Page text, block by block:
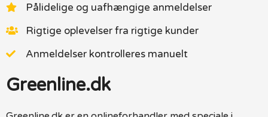
Pålidelige og uafhængige anmeldelser
Rigtige oplevelser fra rigtige kunder
Anmeldelser kontrolleres manuelt
Greenline.dk